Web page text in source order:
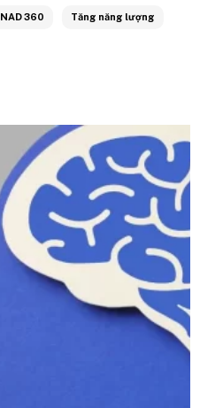
NAD 360 Tăng năng lượng